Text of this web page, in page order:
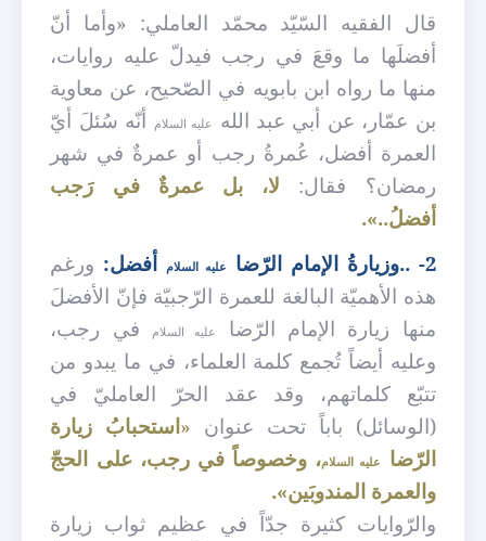
قال الفقيه السّيّد محمّد العاملي: «وأما أنّ
أفضلَها ما وقعَ في رجب فيدلّ عليه روايات،
منها ما رواه ابن بابويه في الصّحيح، عن معاوية
بن عمّار، عن أبي عبد الله
عليه السلام
أنّه سُئلَ أيّ
العمرة أفضل، عُمرةُ رجب أو عمرةٌ في شهر
رمضان؟ فقال: لا، بل عمرةٌ في رَجب
أفضلُ..».
2- ..وزيارةُ الإمام الرّضا
عليه السلامأفضل: ورغم
هذه الأهميّة البالغة للعمرة الرّجبيّة فإنّ الأفضلَ
منها زيارة الإمام الرّضا
عليه السلام
في رجب،
وعليه أيضاً تُجمع كلمة العلماء، في ما يبدو من
تتبّع كلماتهم، وقد عقد الحرّ العامليّ في
(الوسائل) باباً تحت عنوان «استحبابُ زيارة
الرّضا
عليه السلام، وخصوصاً في رجب، على الحجّ
والعمرة المندوبَين».
والرّوايات كثيرة جدّاً في عظيم ثواب زيارة